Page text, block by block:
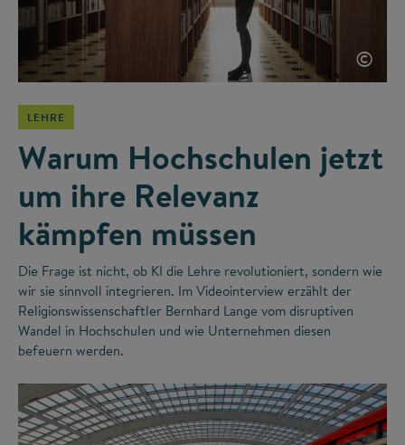
©
LEHRE
Warum Hochschulen jetzt
um ihre Relevanz
kämpfen müssen
Die Frage ist nicht, ob KI die Lehre revolutioniert, sondern wie
wir sie sinnvoll integrieren. Im Videointerview erzählt der
Religionswissenschaftler Bernhard Lange vom disruptiven
Wandel in Hochschulen und wie Unternehmen diesen
befeuern werden.